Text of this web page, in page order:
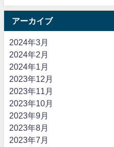
アーカイブ
2024年3月
2024年2月
2024年1月
2023年12月
2023年11月
2023年10月
2023年9月
2023年8月
2023年7月